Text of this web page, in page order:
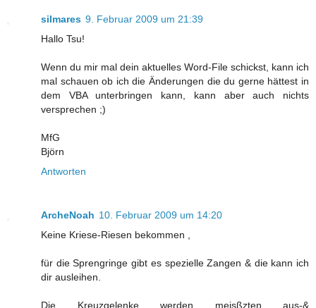
silmares 9. Februar 2009 um 21:39
Hallo Tsu!
Wenn du mir mal dein aktuelles Word-File schickst, kann ich
mal schauen ob ich die Änderungen die du gerne hättest in
dem VBA unterbringen kann, kann aber auch nichts
versprechen ;)
MfG
Björn
Antworten
ArcheNoah 10. Februar 2009 um 14:20
Keine Kriese-Riesen bekommen ,
für die Sprengringe gibt es spezielle Zangen & die kann ich
dir ausleihen.
Die Kreuzgelenke werden meisßzten aus-&